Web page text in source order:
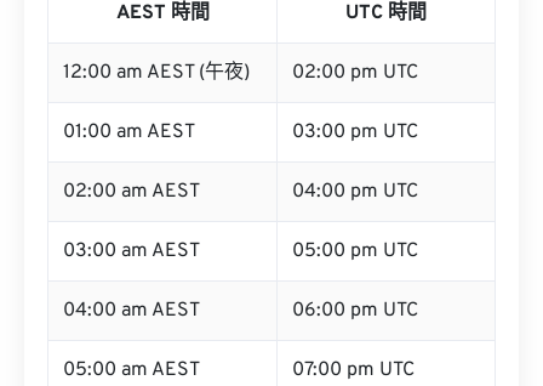
AEST 時間 UTC 時間
12:00 am AEST (午夜) 02:00 pm UTC
01:00 am AEST 03:00 pm UTC
02:00 am AEST 04:00 pm UTC
03:00 am AEST 05:00 pm UTC
04:00 am AEST 06:00 pm UTC
05:00 am AEST 07:00 pm UTC